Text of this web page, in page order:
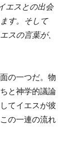
エスとの出会
す。そして
スの言葉が、
の一つだ。物
と神学的議論
てイエスが彼
の一連の流れ